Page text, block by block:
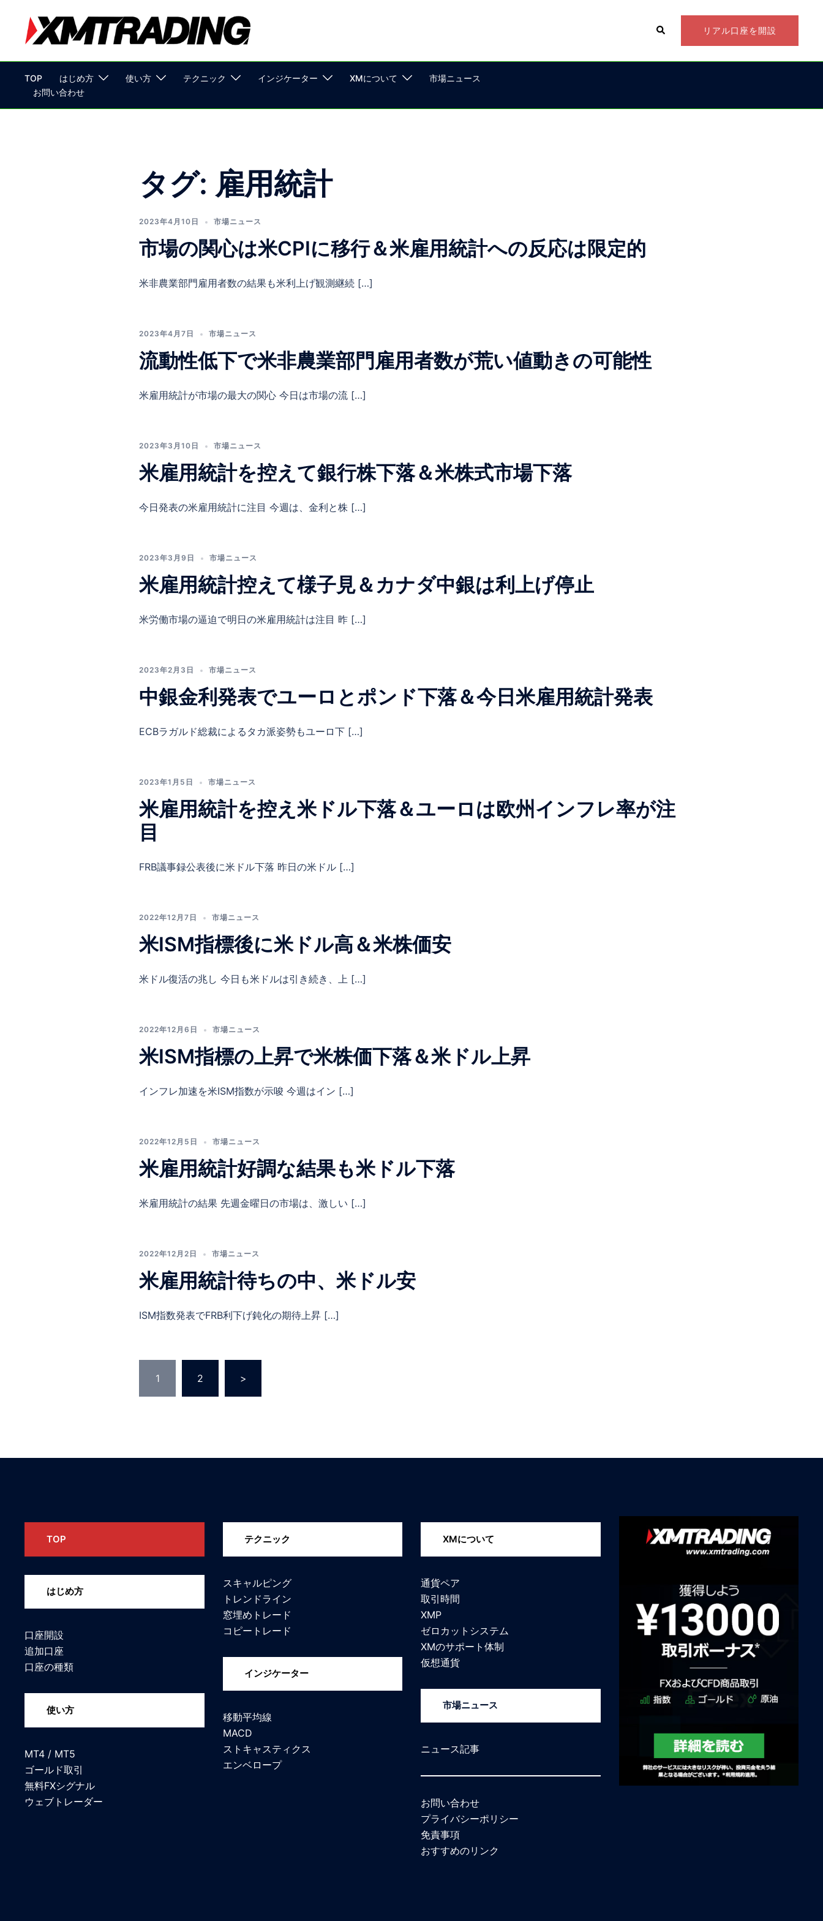
検
索
リアル口座を開設
TOP はじめ方 使い方 テクニック インジケーター XMについて
市場ニュース
お問い合わせ
タグ: 雇用統計
2023年4月10日 市場ニュース
市場の関心は米CPIに移行＆米雇用統計への反応は限定的
米非農業部門雇用者数の結果も米利上げ観測継続 […]
2023年4月7日 市場ニュース
流動性低下で米非農業部門雇用者数が荒い値動きの可能性
米雇用統計が市場の最大の関心 今日は市場の流 […]
2023年3月10日 市場ニュース
米雇用統計を控えて銀行株下落＆米株式市場下落
今日発表の米雇用統計に注目 今週は、金利と株 […]
2023年3月9日 市場ニュース
米雇用統計控えて様子見＆カナダ中銀は利上げ停止
米労働市場の逼迫で明日の米雇用統計は注目 昨 […]
2023年2月3日 市場ニュース
中銀金利発表でユーロとポンド下落＆今日米雇用統計発表
ECBラガルド総裁によるタカ派姿勢もユーロ下 […]
2023年1月5日 市場ニュース
米雇用統計を控え米ドル下落＆ユーロは欧州インフレ率が注
目
FRB議事録公表後に米ドル下落 昨日の米ドル […]
2022年12月7日 市場ニュース
米ISM指標後に米ドル高＆米株価安
米ドル復活の兆し 今日も米ドルは引き続き、上 […]
2022年12月6日 市場ニュース
米ISM指標の上昇で米株価下落＆米ドル上昇
インフレ加速を米ISM指数が示唆 今週はイン […]
2022年12月5日 市場ニュース
米雇用統計好調な結果も米ドル下落
米雇用統計の結果 先週金曜日の市場は、激しい […]
2022年12月2日 市場ニュース
米雇用統計待ちの中、米ドル安
ISM指数発表でFRB利下げ鈍化の期待上昇 […]
投
稿
ビ
ョ
1 2 >
TOP
はじめ方
口座開設
追加口座
口座の種類
使い方
MT4 / MT5
ゴールド取引
無料FXシグナル
ウェブトレーダー
テクニック
スキャルピング
トレンドライン
窓埋めトレード
コピートレード
インジケーター
移動平均線
MACD
ストキャスティクス
エンベロープ
XMについて
通貨ペア
取引時間
XMP
ゼロカットシステム
XMのサポート体制
仮想通貨
市場ニュース
ニュース記事
お問い合わせ
プライバシーポリシー
免責事項
おすすめのリンク